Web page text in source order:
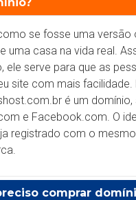
se fosse uma versão
uma casa na vida real.
ele serve para que as
site com mais facilidade.
é um domínio,
e Facebook.com. O
registrado com o
comprar